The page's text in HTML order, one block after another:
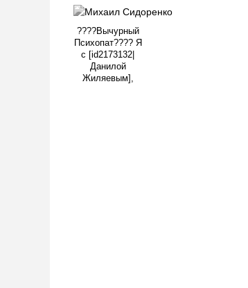
????Вычурный
Психопат???? Я
с [id2173132|
Данилой
Жиляевым],